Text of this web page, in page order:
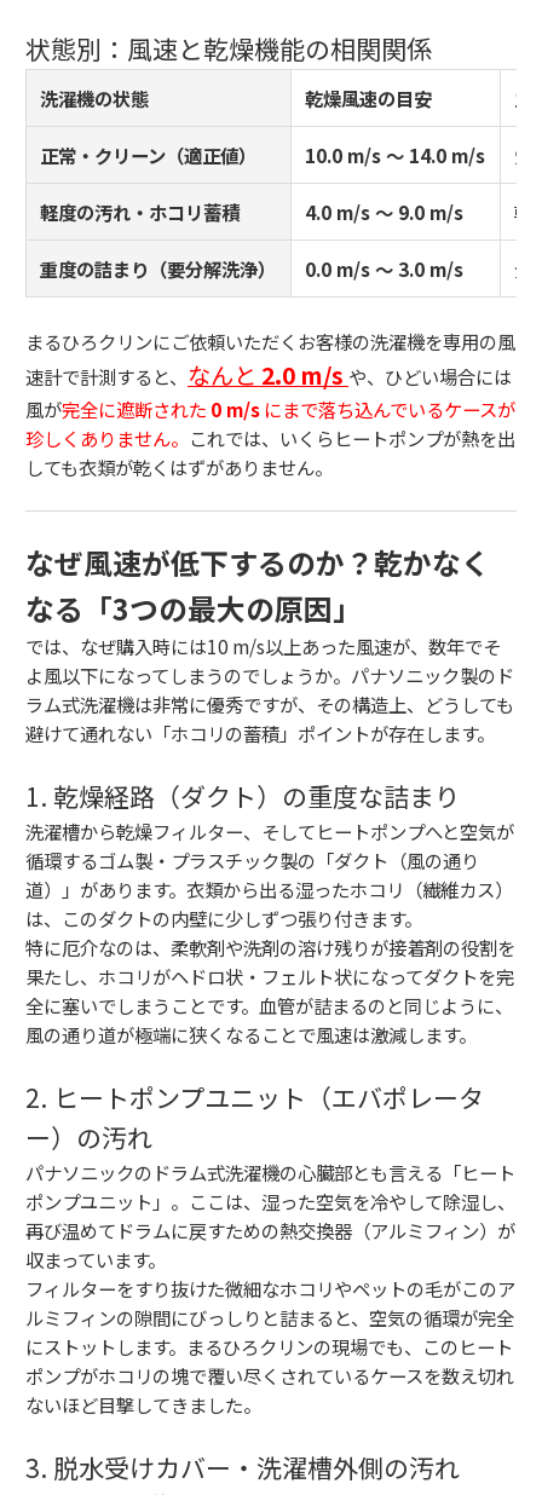
状態別：風速と乾燥機能の相関関係
洗濯機の状態 乾燥風速の目安 主
正常・クリーン（適正値） 10.0 m/s ～ 14.0 m/s 短
軽度の汚れ・ホコリ蓄積 4.0 m/s ～ 9.0 m/s 乾
重度の詰まり（要分解洗浄） 0.0 m/s ～ 3.0 m/s 全
まるひろクリンにご依頼いただくお客様の洗濯機を専用の風
速計で計測すると、 なんと 2.0 m/s や、ひどい場合には
風が完全に遮断された 0 m/s にまで落ち込んでいるケースが
珍しくありません。 これでは、いくらヒートポンプが熱を出
しても衣類が乾くはずがありません。
なぜ風速が低下するのか？乾かなく
なる「3つの最大の原因」
では、なぜ購入時には10 m/s以上あった風速が、数年でそ
よ風以下になってしまうのでしょうか。パナソニック製のド
ラム式洗濯機は非常に優秀ですが、その構造上、どうしても
避けて通れない「ホコリの蓄積」ポイントが存在します。
1. 乾燥経路（ダクト）の重度な詰まり
洗濯槽から乾燥フィルター、そしてヒートポンプへと空気が
循環するゴム製・プラスチック製の「ダクト（風の通り
道）」があります。衣類から出る湿ったホコリ（繊維カス）
は、このダクトの内壁に少しずつ張り付きます。
特に厄介なのは、柔軟剤や洗剤の溶け残りが接着剤の役割を
果たし、ホコリがヘドロ状・フェルト状になってダクトを完
全に塞いでしまうことです。血管が詰まるのと同じように、
風の通り道が極端に狭くなることで風速は激減します。
2. ヒートポンプユニット（エバポレータ
ー）の汚れ
パナソニックのドラム式洗濯機の心臓部とも言える「ヒート
ポンプユニット」。ここは、湿った空気を冷やして除湿し、
再び温めてドラムに戻すための熱交換器（アルミフィン）が
収まっています。
フィルターをすり抜けた微細なホコリやペットの毛がこのア
ルミフィンの隙間にびっしりと詰まると、空気の循環が完全
にストットします。まるひろクリンの現場でも、このヒート
ポンプがホコリの塊で覆い尽くされているケースを数え切れ
ないほど目撃してきました。
3. 脱水受けカバー・洗濯槽外側の汚れ